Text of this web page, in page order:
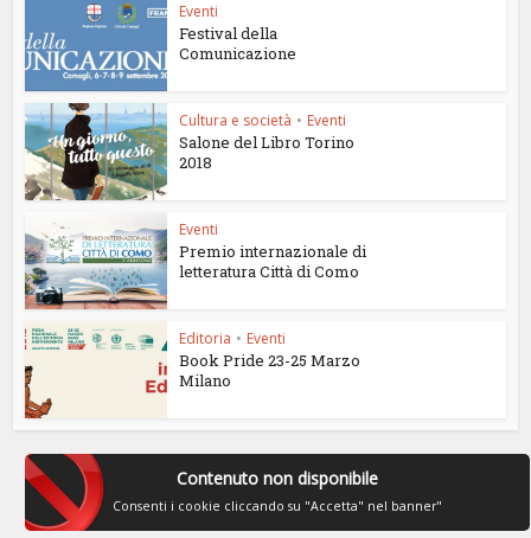
Eventi
Festival della
Comunicazione
Cultura e società • Eventi
Salone del Libro Torino
2018
Eventi
Premio internazionale di
letteratura Città di Como
Editoria • Eventi
Book Pride 23-25 Marzo
Milano
Contenuto non disponibile
Consenti i cookie cliccando su "Accetta" nel banner"